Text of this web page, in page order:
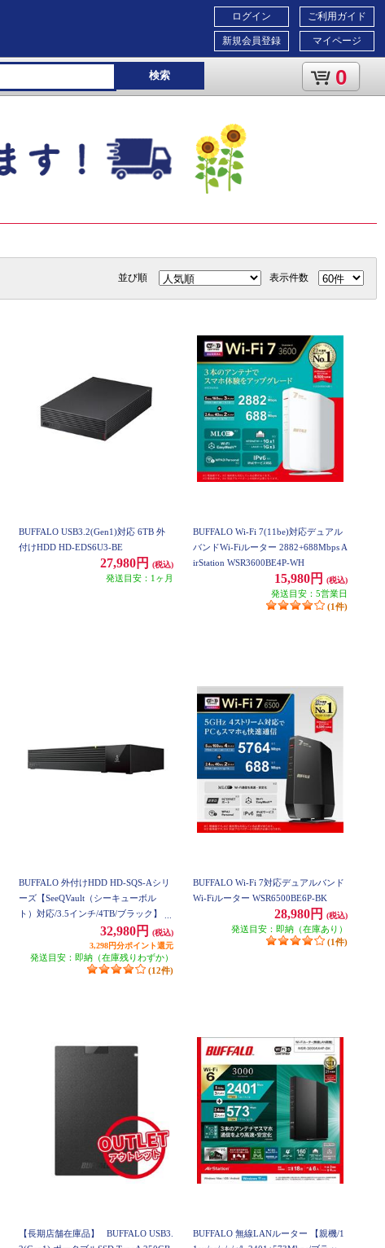
ご利用ガイド
マイページ
ログイン
新規会員登録
検索 0
並び順 表示件数
BUFFALO USB3.2(Gen1)対応 6TB 外
付けHDD HD-EDS6U3-BE
27,980円 (税込)
発送目安：1ヶ月
BUFFALO Wi-Fi 7(11be)対応デュアル
バンドWi-Fiルーター 2882+688Mbps A
irStation WSR3600BE4P-WH
15,980円 (税込)
発送目安：5営業日
(1件)
BUFFALO 外付けHDD HD-SQS-Aシリ
ーズ【SeeQVault（シーキューボル
ト）対応/3.5インチ/4TB/ブラック】 H
32,980円
(税込)
3,298円分ポイント還元
発送目安：即納（在庫残りわずか）
(12件)
BUFFALO Wi-Fi 7対応デュアルバンド
Wi-Fiルーター WSR6500BE6P-BK
28,980円 (税込)
発送目安：即納（在庫あり）
(1件)
【長期店舗在庫品】
BUFFALO USB3.
BUFFALO 無線LANルーター 【親機/1